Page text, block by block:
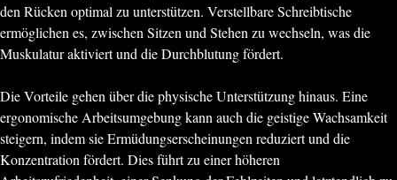
den Rücken optimal zu unterstützen. Verstellbare Schreibtische
ermöglichen es, zwischen Sitzen und Stehen zu wechseln, was die
Muskulatur aktiviert und die Durchblutung fördert.
Die Vorteile gehen über die physische Unterstützung hinaus. Eine
ergonomische Arbeitsumgebung kann auch die geistige Wachsamkeit
steigern, indem sie Ermüdungserscheinungen reduziert und die
Konzentration fördert. Dies führt zu einer höheren